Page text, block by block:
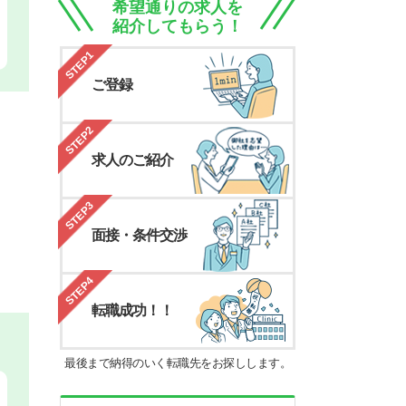
希望通りの求人を
紹介してもらう！
STEP1
ご登録
STEP2
求人のご紹介
STEP3
面接・条件交渉
STEP4
転職成功！！
最後まで納得のいく転職先をお探しします。